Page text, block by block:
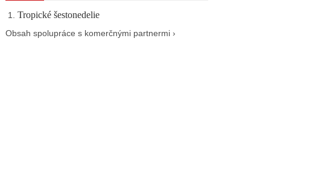
Tropické šestonedelie
Obsah spolupráce s komerčnými partnermi ›